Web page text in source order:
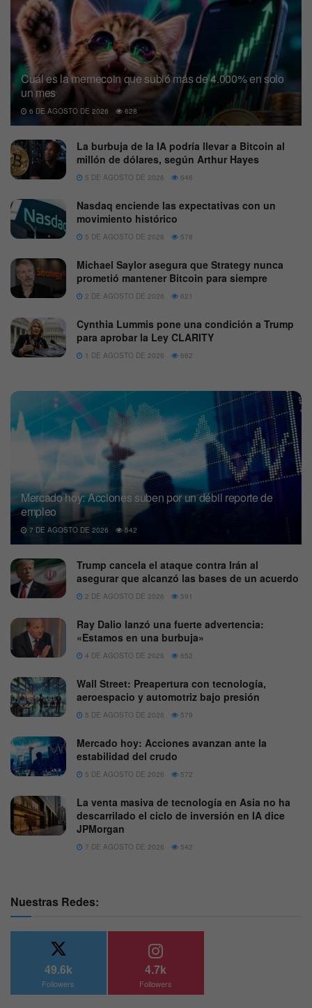
Cuál es la memecoin que subió más de 4.000% en solo
un mes
6 DE AGOSTO DE 2026 628
La burbuja de la IA podría llevar a Bitcoin al
millón de dólares, según Arthur Hayes
5 DE AGOSTO DE 2026 646
Nasdaq enciende las expectativas con un
movimiento histórico
5 DE AGOSTO DE 2026 578
Michael Saylor asegura que Strategy nunca
prometió mantener Bitcoin para siempre
2 DE AGOSTO DE 2026 621
Cynthia Lummis pone una condición a Trump
para aprobar la Ley CLARITY
1 DE AGOSTO DE 2026 662
Mercado hoy: Acciones suben por un débil reporte de
empleo
7 DE AGOSTO DE 2026 542
Trump cancela el ataque contra Irán al
asegurar que alcanzó las bases de un acuerdo
2 DE AGOSTO DE 2026 591
Ray Dalio lanzó una fuerte advertencia:
«Estamos en una burbuja»
4 DE AGOSTO DE 2026 652
Wall Street: Preapertura con tecnología,
aeroespacio y automotriz bajo presión
5 DE AGOSTO DE 2026 579
Mercado hoy: Acciones avanzan ante la
estabilidad del crudo
5 DE AGOSTO DE 2026 572
La venta masiva de tecnología en Asia no ha
descarrilado el ciclo de inversión en IA dice
JPMorgan
7 DE AGOSTO DE 2026 542
Nuestras Redes:
49.6k
Followers
4.7k
Followers